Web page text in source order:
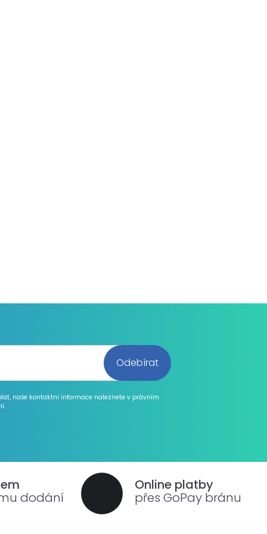
naše kontaktní informace naleznete v právním
dodání
Online platby
přes GoPay bránu